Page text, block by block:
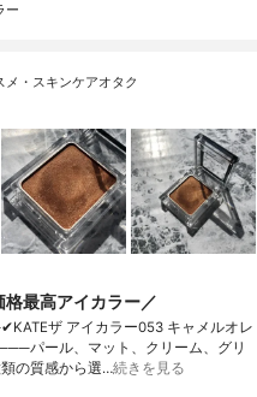
ー
メ・スキンケアオタク
最高アイカラー／
ザ アイカラー053 キャメルオレ
パール、マット、クリーム、グリ
の質感から選…続きを見る